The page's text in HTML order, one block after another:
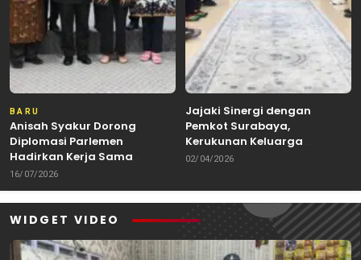
BARU
Anisah Syakur Dorong
Diplomasi Parlemen
Hadirkan Kerja Sama
Internasional yang
Berdampak bagi Kota Depok
16/07/2026
Jajaki Sinergi dengan
Pemkot Surabaya,
Kerukunan Keluarga
Kalimantan Dorong
Kuliner Nusantara
02/04/2026
WIDGET VIDEO